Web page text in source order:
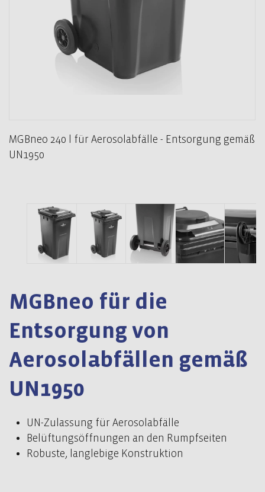
MGBneo 240 l für Aerosolabfälle - Entsorgung gemäß
UN1950
MGBneo für die
Entsorgung von
Aerosolabfällen gemäß
UN1950
UN-Zulassung für Aerosolabfälle
Belüftungsöffnungen an den Rumpfseiten
Robuste, langlebige Konstruktion